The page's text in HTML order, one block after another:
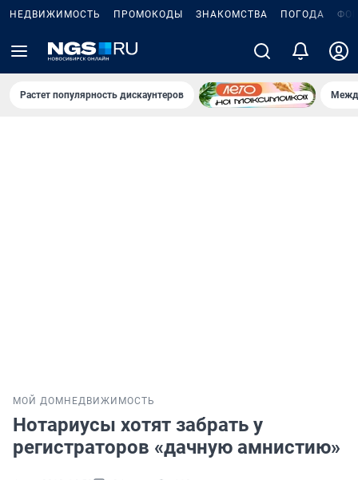
НЕДВИЖИМОСТЬ ПРОМОКОДЫ ЗНАКОМСТВА ПОГОДА
Растет популярность дискаунтеров
МОЙ ДОМ НЕДВИЖИМОСТЬ
Нотариусы хотят забрать у
регистраторов «дачную амнистию»